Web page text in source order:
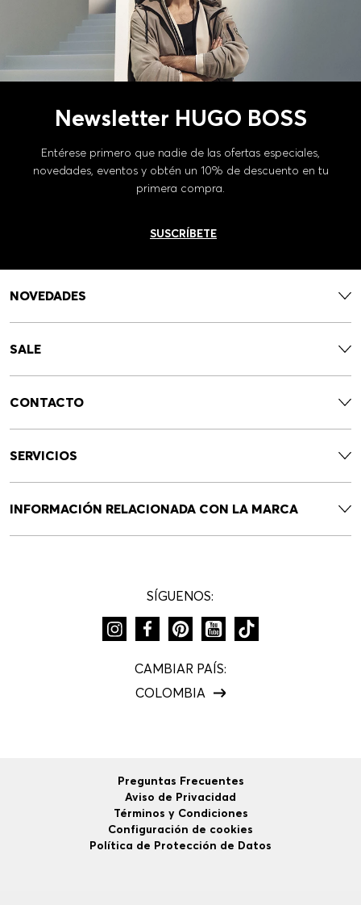
Newsletter HUGO BOSS
Entérese primero que nadie de las ofertas especiales,
novedades, eventos y obtén un 10% de descuento en tu
primera compra.
SUSCRÍBETE
NOVEDADES
SALE
CONTACTO
SERVICIOS
INFORMACIÓN RELACIONADA CON LA MARCA
SÍGUENOS:
CAMBIAR PAÍS:
COLOMBIA
Preguntas Frecuentes
Aviso de Privacidad
Términos y Condiciones
Configuración de cookies
Política de Protección de Datos